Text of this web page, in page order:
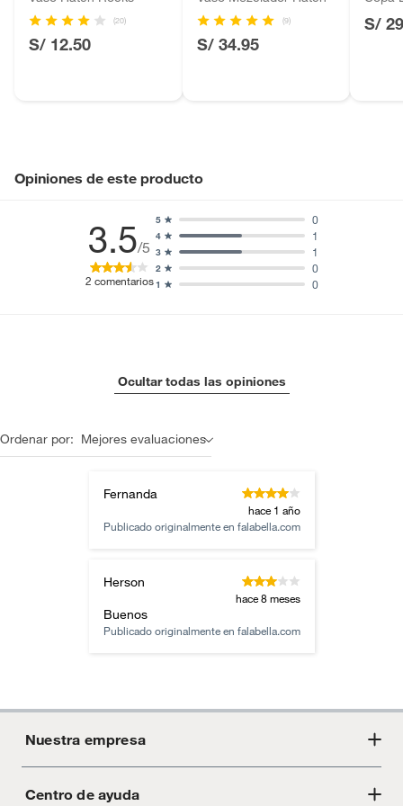
Motocicletas y bicicletas motorizadas.
Licores y cigarros electrónicos.
(20)
S/ 12.50
(9)
S/ 34.95
S/
Opiniones de este producto
3.5/5
2 comentarios1 0
2 0
3 1
4 1
5 0
Ocultar todas las opiniones
Ordenar por: Mejores evaluaciones
Fernanda
hace 1 año
Publicado originalmente en falabella.com
Herson
hace 8 meses
Buenos
Publicado originalmente en falabella.com
Nuestra empresa
Acerca de Crate
Centro de ayuda